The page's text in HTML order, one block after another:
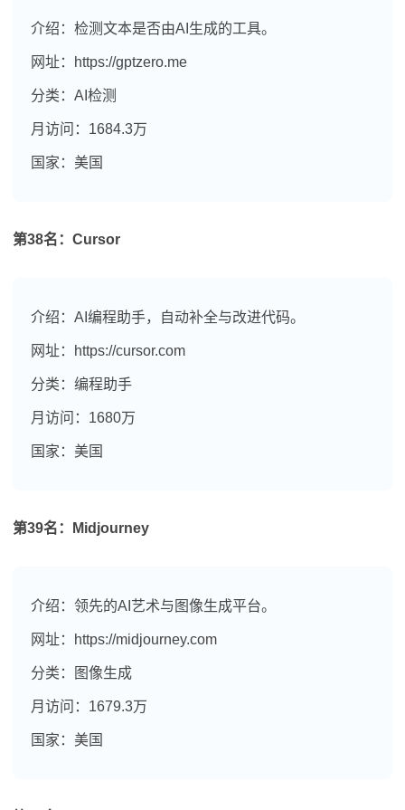
介绍：检测文本是否由AI生成的工具。
网址：https://gptzero.me
分类：AI检测
月访问：1684.3万
国家：美国
第38名：Cursor
介绍：AI编程助手，自动补全与改进代码。
网址：https://cursor.com
分类：编程助手
月访问：1680万
国家：美国
第39名：Midjourney
介绍：领先的AI艺术与图像生成平台。
网址：https://midjourney.com
分类：图像生成
月访问：1679.3万
国家：美国